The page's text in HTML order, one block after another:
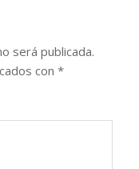
será publicada.
con *